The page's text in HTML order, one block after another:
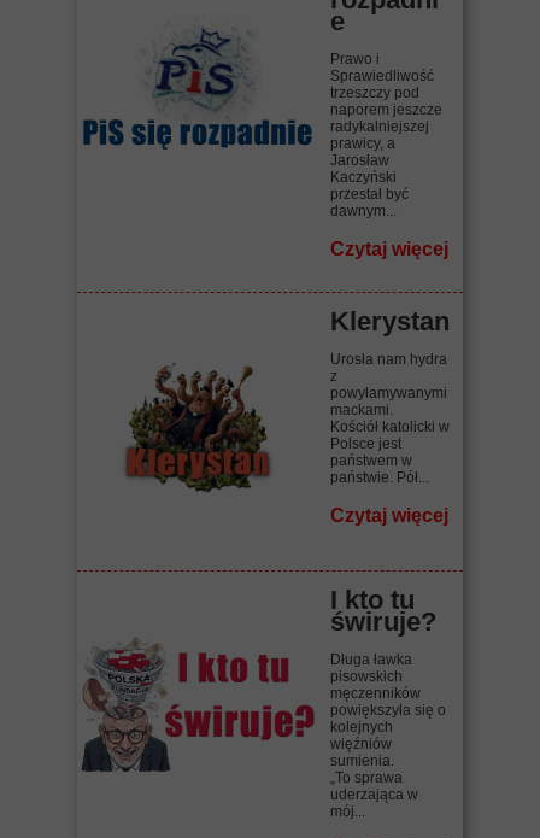
e
Prawo i
Sprawiedliwość
trzeszczy pod
naporem jeszcze
radykalniejszej
prawicy, a
Jarosław
Kaczyński
przestał być
dawnym...
Czytaj więcej
Klerystan
Urosła nam hydra
z
powyłamywanymi
mackami.
Kościół katolicki w
Polsce jest
państwem w
państwie. Pół...
Czytaj więcej
I kto tu
świruje?
Długa ławka
pisowskich
męczenników
powiększyła się o
kolejnych
więźniów
sumienia.
„To sprawa
uderzająca w
mój...